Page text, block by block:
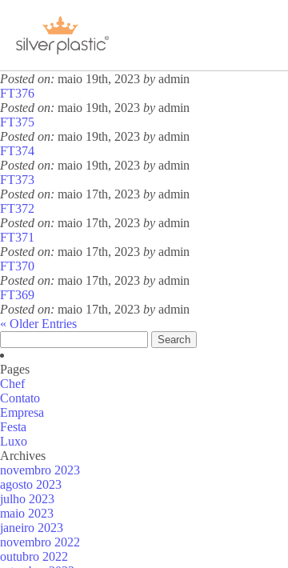
« Older Entries
FT390
Posted on: maio 19th, 2023
Posted on: maio 19th, 2023 by admin
FT376
Posted on: maio 19th, 2023 by admin
FT375
Posted on: maio 19th, 2023 by admin
FT374
Posted on: maio 19th, 2023 by admin
FT373
Posted on: maio 17th, 2023 by admin
FT372
Posted on: maio 17th, 2023 by admin
FT371
Posted on: maio 17th, 2023 by admin
FT370
Posted on: maio 17th, 2023 by admin
FT369
Posted on: maio 17th, 2023 by admin
« Older Entries
for:
Pages
Chef
Contato
Empresa
Festa
Luxo
Archives
novembro 2023
agosto 2023
julho 2023
maio 2023
janeiro 2023
novembro 2022
outubro 2022
PRATO SOBREMESA
Receba nossas novidades.
Baixar Grátis